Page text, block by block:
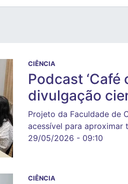
CIÊNCIA
Podcast
divulgação
Projeto da Faculdade de
acessível para aproximar
29/05/2026 - 09:10
CIÊNCIA